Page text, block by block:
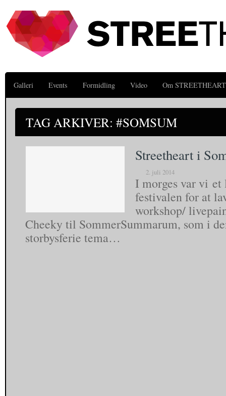
Galleri Events Formidling Video Om STREETHEART
TAG ARKIVER: #SOMSUM
Streetheart i
2. juli 2014
I morges var vi
festivalen for at
workshop/
Cheeky til SommerSummarum, som i
storbysferie tema…